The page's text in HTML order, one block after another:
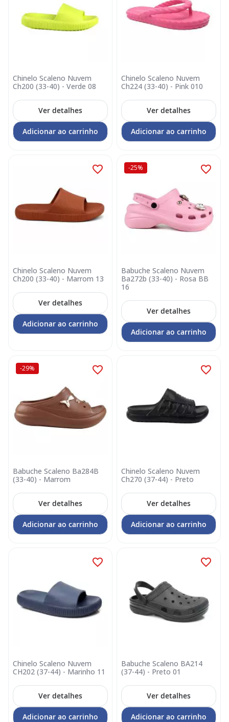
Chinelo Scaleno Nuvem
Ch200 (33-40) - Verde 08
Ver detalhes
Adicionar ao carrinho
Chinelo Scaleno Nuvem
Ch224 (33-40) - Pink 010
Ver detalhes
Adicionar ao carrinho
Chinelo Scaleno Nuvem
Ch200 (33-40) - Marrom 13
Ver detalhes
Adicionar ao carrinho
-25%
Babuche Scaleno Nuvem
Ba272b (33-40) - Rosa BB
16
Ver detalhes
Adicionar ao carrinho
-29%
Babuche Scaleno Ba284B
(33-40) - Marrom
Ver detalhes
Adicionar ao carrinho
Chinelo Scaleno Nuvem
Ch270 (37-44) - Preto
Ver detalhes
Adicionar ao carrinho
Chinelo Scaleno Nuvem
CH202 (37-44) - Marinho 11
Ver detalhes
Adicionar ao carrinho
Babuche Scaleno BA214
(37-44) - Preto 01
Ver detalhes
Adicionar ao carrinho